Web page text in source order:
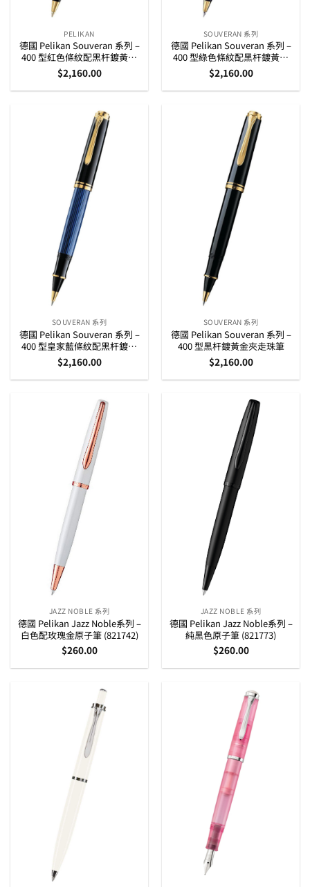
PELIKAN
德國 Pelikan Souveran 系列 –
400 型紅色條紋配黑杆鍍黃金
夾走珠筆
$2,160.00
SOUVERAN 系列
德國 Pelikan Souveran 系列 –
400 型綠色條紋配黑杆鍍黃金
夾走珠筆
$2,160.00
SOUVERAN 系列
德國 Pelikan Souveran 系列 –
400 型皇家藍條紋配黑杆鍍黃
金夾走珠筆
$2,160.00
SOUVERAN 系列
德國 Pelikan Souveran 系列 –
400 型黑杆鍍黃金夾走珠筆
$2,160.00
JAZZ NOBLE 系列
德國 Pelikan Jazz Noble系列 –
白色配玫瑰金原子筆 (821742)
$260.00
JAZZ NOBLE 系列
德國 Pelikan Jazz Noble系列 –
純黑色原子筆 (821773)
$260.00